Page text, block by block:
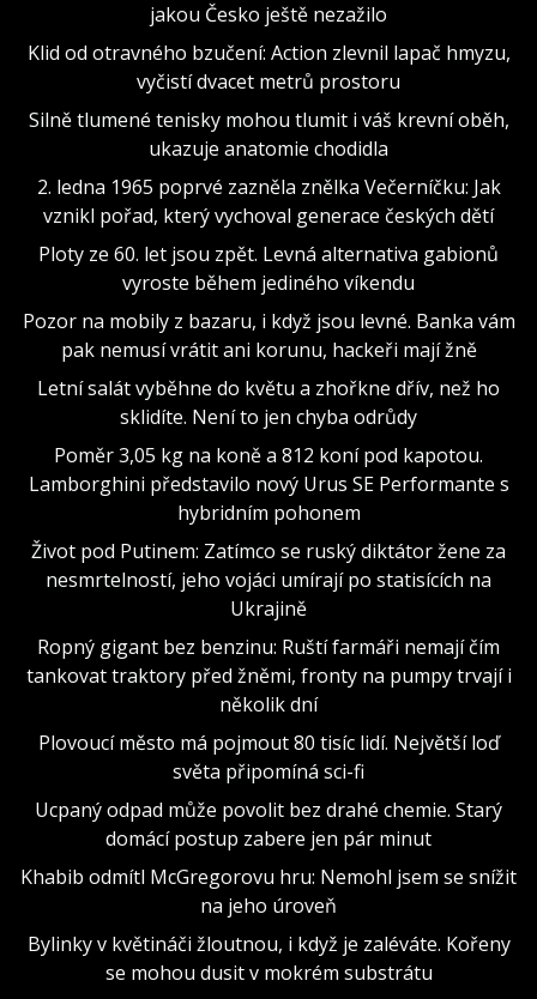
jakou Česko ještě nezažilo
Klid od otravného bzučení: Action zlevnil lapač hmyzu,
vyčistí dvacet metrů prostoru
Silně tlumené tenisky mohou tlumit i váš krevní oběh,
ukazuje anatomie chodidla
2. ledna 1965 poprvé zazněla znělka Večerníčku: Jak
vznikl pořad, který vychoval generace českých dětí
Ploty ze 60. let jsou zpět. Levná alternativa gabionů
vyroste během jediného víkendu
Pozor na mobily z bazaru, i když jsou levné. Banka vám
pak nemusí vrátit ani korunu, hackeři mají žně
Letní salát vyběhne do květu a zhořkne dřív, než ho
sklidíte. Není to jen chyba odrůdy
Poměr 3,05 kg na koně a 812 koní pod kapotou.
Lamborghini představilo nový Urus SE Performante s
hybridním pohonem
Život pod Putinem: Zatímco se ruský diktátor žene za
nesmrtelností, jeho vojáci umírají po statisících na
Ukrajině
Ropný gigant bez benzinu: Ruští farmáři nemají čím
tankovat traktory před žněmi, fronty na pumpy trvají i
několik dní
Plovoucí město má pojmout 80 tisíc lidí. Největší loď
světa připomíná sci-fi
Ucpaný odpad může povolit bez drahé chemie. Starý
domácí postup zabere jen pár minut
Khabib odmítl McGregorovu hru: Nemohl jsem se snížit
na jeho úroveň
Bylinky v květináči žloutnou, i když je zaléváte. Kořeny
se mohou dusit v mokrém substrátu